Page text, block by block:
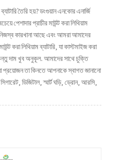
তৈরি হয়? ডংগুয়ান এনকোর এনার্জি
পেশাদার প্রাচীর মাউন্ট করা লিথিয়াম
নিজস্ব কারখানা আছে এবং আমরা আমাদের
করা লিথিয়াম ব্যাটারি, যা কাস্টমাইজ করা
দাম খুব অনুকূল. আমাদের সাথে চুক্তি
প্রয়োজন তা কিনতে আপনাকে স্বাগত জানানো
ডিজিটাল, স্মার্ট ঘড়ি, ড্রোন, আরসি,